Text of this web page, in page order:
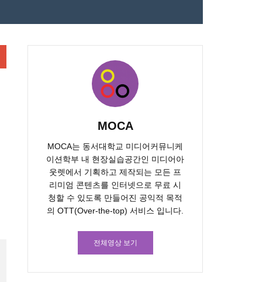
MOCA
MOCA는 동서대학교 미디어커뮤니케
이션학부 내 현장실습공간인 미디어아
웃렛에서 기획하고 제작되는 모든 프
리미엄 콘텐츠를 인터넷으로 무료 시
청할 수 있도록 만들어진 공익적 목적
의 OTT(Over-the-top) 서비스 입니다.
전체영상 보기